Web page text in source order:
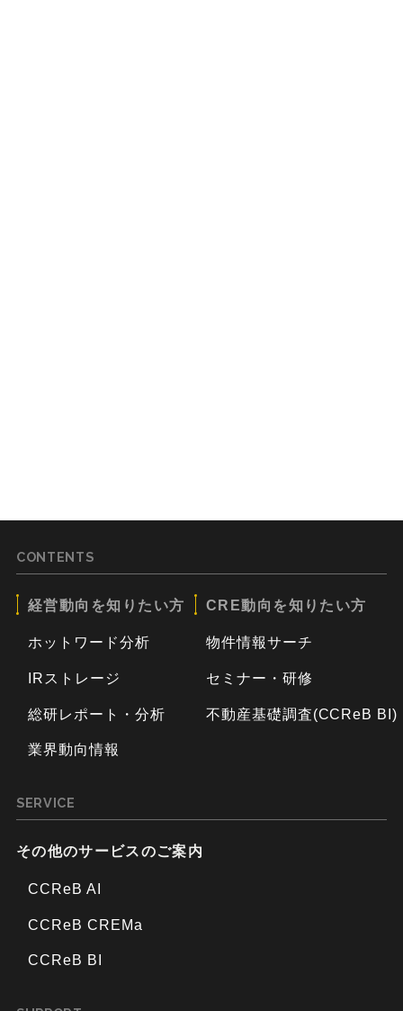
CONTENTS
経営動向を知りたい方
ホットワード分析
IRストレージ
総研レポート・分析
業界動向情報
CRE動向を知りたい方
物件情報サーチ
セミナー・研修
不動産基礎調査(CCReB BI)
SERVICE
その他のサービスのご案内
CCReB AI
CCReB CREMa
CCReB BI